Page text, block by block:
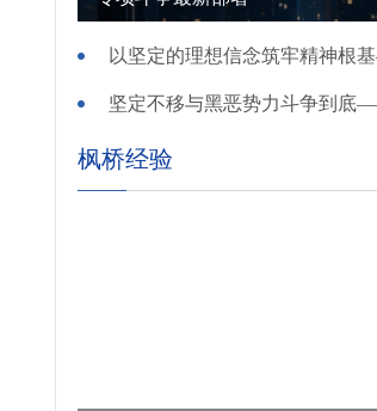
枫桥经验